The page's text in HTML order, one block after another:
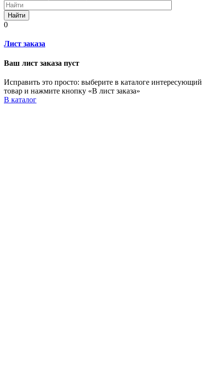
Найти
0
Лист заказа
Ваш лист заказа пуст
Исправить это просто: выберите в каталоге интересующий
товар и нажмите кнопку «В лист заказа»
В каталог